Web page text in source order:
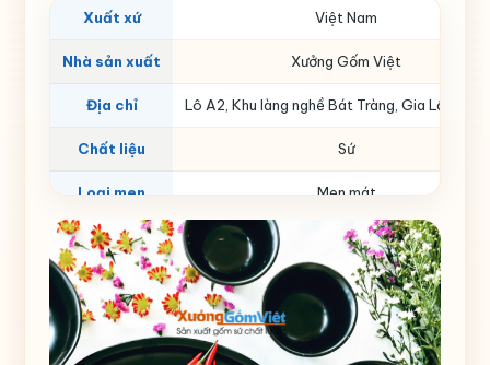
Xuất xứ Việt Nam
Nhà sản xuất Xưởng Gốm Việt
Địa chỉ Lô A2, Khu làng nghề Bát Tràng, Gia Lâm, Hà
Chất liệu Sứ
Loại men Men mát
Màu sắc Đen